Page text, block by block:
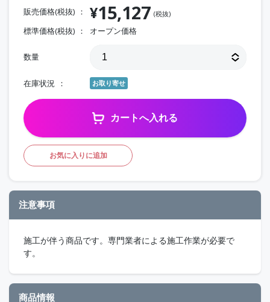
販売価格(税抜) ¥15,127 (税抜)
標準価格(税抜) オープン価格
数量
在庫状況 お取り寄せ
カートへ入れる
お気に入りに追加
注意事項
施工が伴う商品です。専門業者による施工作業が必要で
す。
商品情報